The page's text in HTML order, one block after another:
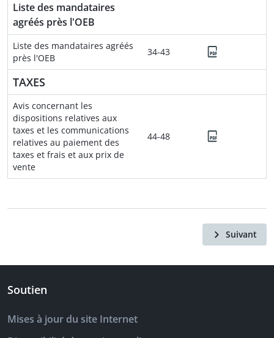
Liste des mandataires
agréés près l'OEB
Liste des mandataires agréés
près l'OEB
34-43
TAXES
Avis concernant les
dispositions relatives aux
taxes et les communications
relatives au paiement des
taxes et frais et aux prix de
vente
44-48
Suivant
Soutien
Mises à jour du site Internet